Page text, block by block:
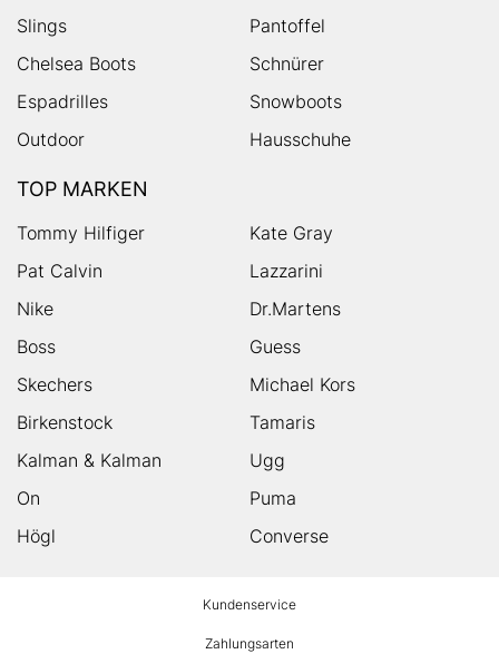
Slings
Pantoffel
Chelsea Boots
Schnürer
Espadrilles
Snowboots
Outdoor
Hausschuhe
TOP MARKEN
Tommy Hilfiger
Kate Gray
Pat Calvin
Lazzarini
Nike
Dr.Martens
Boss
Guess
Skechers
Michael Kors
Birkenstock
Tamaris
Kalman & Kalman
Ugg
On
Puma
Högl
Converse
Kundenservice
Zahlungsarten